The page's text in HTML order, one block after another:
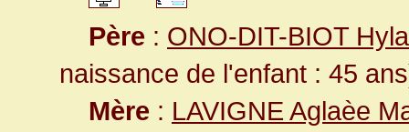
Père : ONO-DIT-BIOT
naissance de l'enfant : 45
Mère : LAVIGNE Aglaèe